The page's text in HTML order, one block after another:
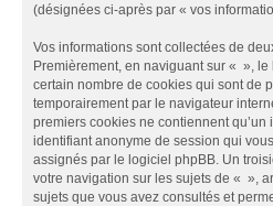
(désignées ci-après par « vos
Vos informations sont collectées de
Premièrement, en naviguant sur « »,
certain nombre de cookies qui sont de
temporairement par le navigateur
premiers cookies ne contiennent qu’un
identifiant anonyme de session qui
assignés par le logiciel phpBB. Un
votre navigation sur les sujets de « »,
sujets que vous avez consultés et